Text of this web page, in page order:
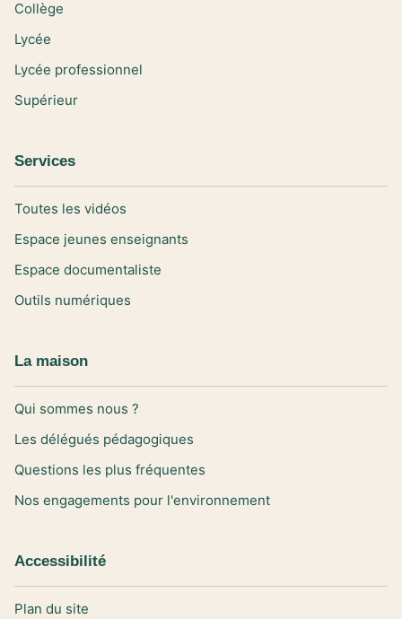
Collège
Lycée
Lycée professionnel
Supérieur
Services
Toutes les vidéos
Espace jeunes enseignants
Espace documentaliste
Outils numériques
La maison
Qui sommes nous ?
Les délégués pédagogiques
Questions les plus fréquentes
Nos engagements pour l'environnement
Accessibilité
Plan du site